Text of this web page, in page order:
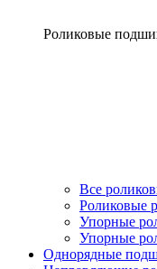
Роликовые
Все
Роликовые
Упорные
Упорные
Однорядные